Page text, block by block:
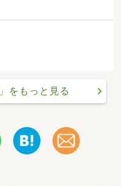
」をもっと見る